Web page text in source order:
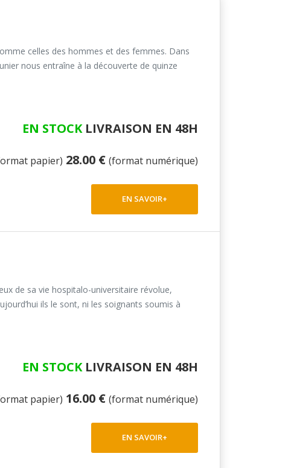
celles des hommes et des femmes. Dans
nous entraîne à la découverte de quinze
EN STOCKLIVRAISON EN 48H
papier) 28.00 € (format numérique)
EN SAVOIR+
de sa vie hospitalo-universitaire révolue,
ils le sont, ni les soignants soumis à
EN STOCKLIVRAISON EN 48H
papier) 16.00 € (format numérique)
EN SAVOIR+